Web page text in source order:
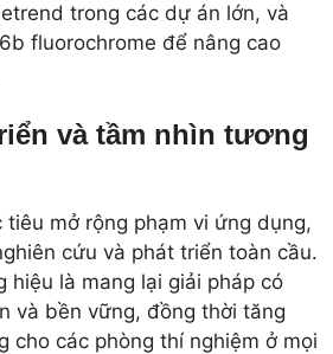
trong các dự án lớn, và
fluorochrome để nâng cao
và tầm nhìn tương
mở rộng phạm vi ứng dụng,
cứu và phát triển toàn cầu.
hiệu là mang lại giải pháp có
và bền vững, đồng thời tăng
cho các phòng thí nghiệm ở mọi